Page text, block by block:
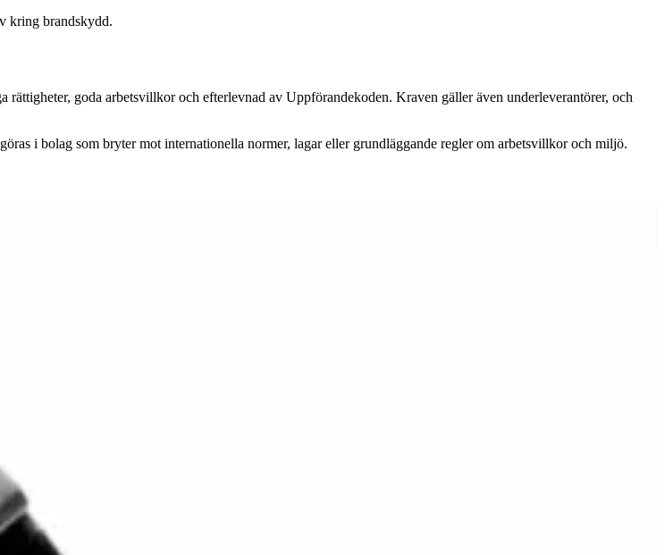
kring brandskydd.
goda arbetsvillkor och efterlevnad av Uppförandekoden. Kraven gäller även underleverantörer, och
i bolag som bryter mot internationella normer, lagar eller grundläggande regler om arbetsvillkor och miljö.